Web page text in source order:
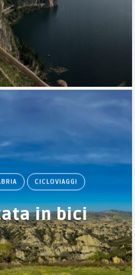
CICLOVIAGGI
in bici